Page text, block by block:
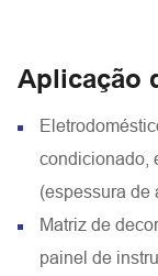
Aplicação
condicionado,
(espessura de
Matriz de
painel de